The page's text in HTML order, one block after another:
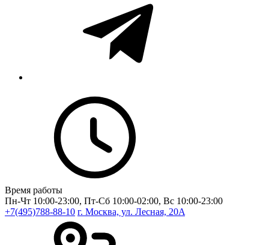
Время работы
Пн-Чт 10:00-23:00, Пт-Сб 10:00-02:00, Вс 10:00-23:00
+7(495)788-88-10 г. Москва, ул. Лесная, 20A